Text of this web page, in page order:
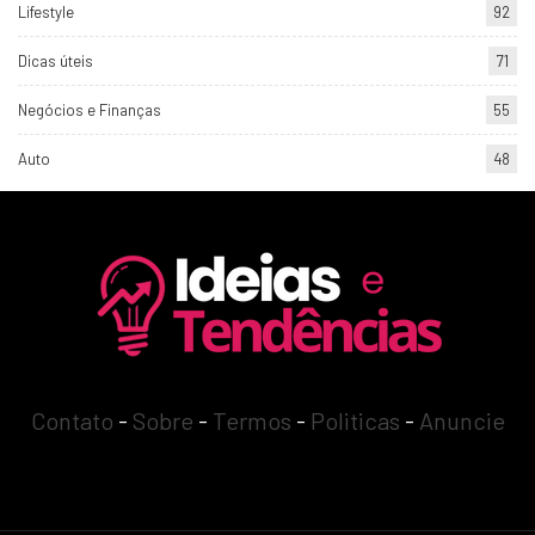
Lifestyle 92
Dicas úteis 71
Negócios e Finanças 55
Auto 48
Contato - Sobre - Termos - Politicas - Anuncie